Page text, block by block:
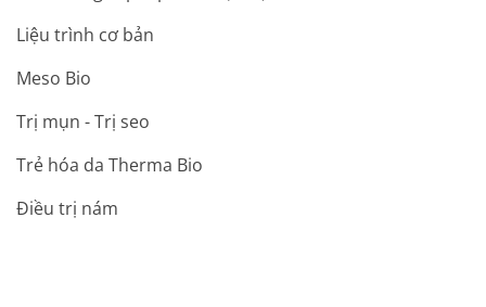
Liệu trình cơ bản
Meso Bio
Trị mụn - Trị seo
Trẻ hóa da Therma Bio
Điều trị nám